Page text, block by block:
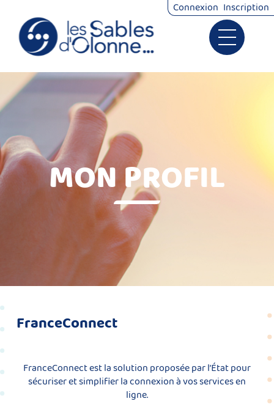
Ouvrir le
Démarches
Connexion Inscription
MON PROFIL
FranceConnect
FranceConnect est la solution proposée par l’État pour
sécuriser et simplifier la connexion à vos services en
ligne.